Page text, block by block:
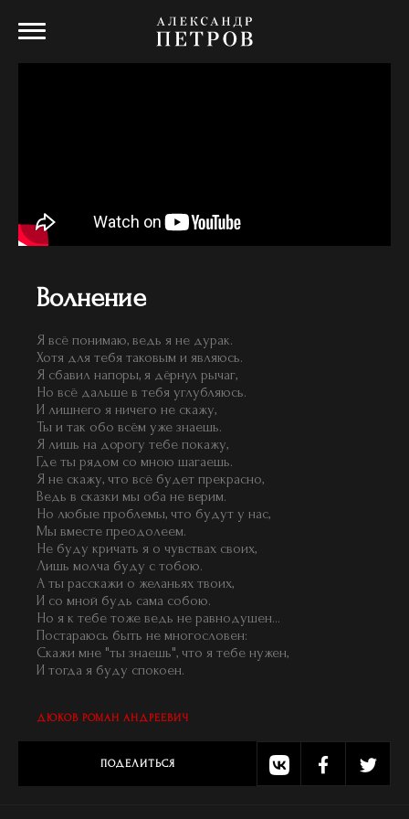
Волнение
Я всё понимаю, ведь я не дурак.
Хотя для тебя таковым и являюсь.
Я сбавил напоры, я дёрнул рычаг,
Но всё дальше в тебя углубляюсь.
И лишнего я ничего не скажу,
Ты и так обо всём уже знаешь.
Я лишь на дорогу тебе покажу,
Где ты рядом со мною шагаешь.
Я не скажу, что всё будет прекрасно,
Ведь в сказки мы оба не верим.
Но любые проблемы, что будут у нас,
Мы вместе преодолеем.
Не буду кричать я о чувствах своих,
Лишь молча буду с тобою.
А ты расскажи о желаньях твоих,
И со мной будь сама собою.
Но я к тебе тоже ведь не равнодушен…
Постараюсь быть не многословен:
Скажи мне "ты знаешь", что я тебе нужен,
И тогда я буду спокоен.
ДЮКОВ РОМАН АНДРЕЕВИЧ
ПОДЕЛИТЬСЯ